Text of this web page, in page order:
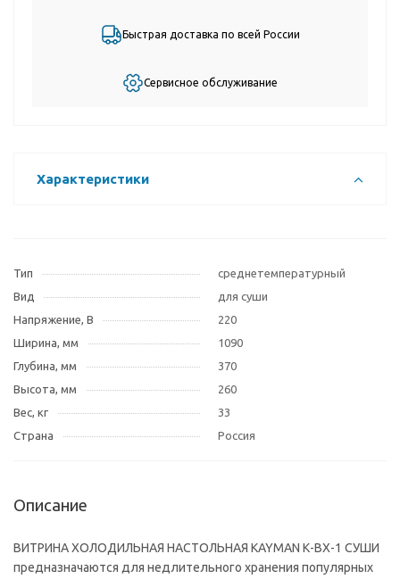
Быстрая доставка по всей России
Сервисное обслуживание
Характеристики
Тип
среднетемпературный
Вид
для суши
Напряжение, В
220
Ширина, мм
1090
Глубина, мм
370
Высота, мм
260
Вес, кг
33
Страна
Россия
Описание
ВИТРИНА ХОЛОДИЛЬНАЯ НАСТОЛЬНАЯ KAYMAN К-ВХ-1 СУШИ
предназначаются для недлительного хранения популярных